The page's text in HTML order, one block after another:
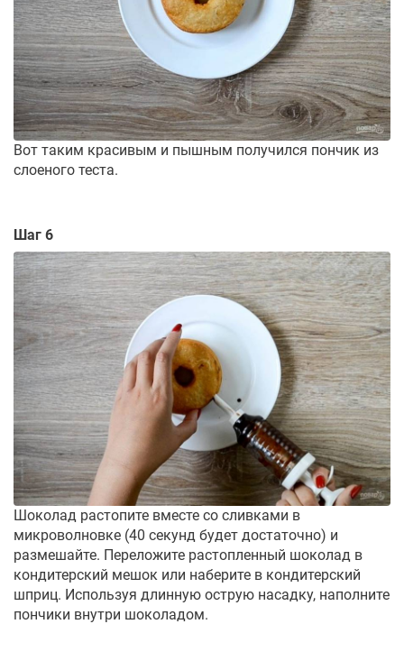
Вот таким красивым и пышным получился пончик из
слоеного теста.
Шаг 6
Шоколад растопите вместе со сливками в
микроволновке (40 секунд будет достаточно) и
размешайте. Переложите растопленный шоколад в
кондитерский мешок или наберите в кондитерский
шприц. Используя длинную острую насадку, наполните
пончики внутри шоколадом.